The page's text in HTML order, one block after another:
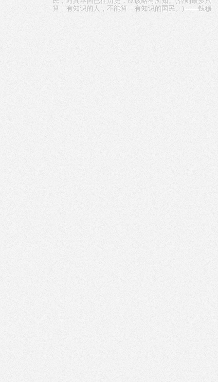
算一有知识的人，不能算一有知识的国民。)——钱穆